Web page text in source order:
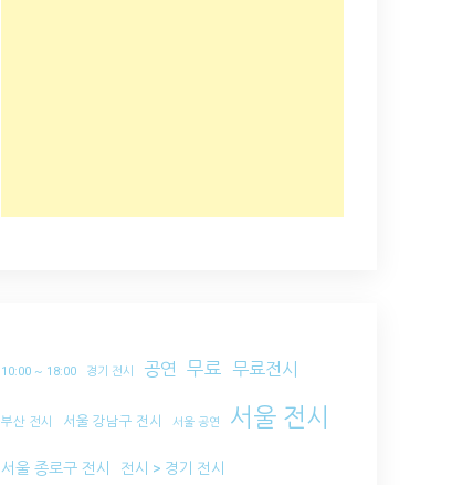
10:00 ~ 18:00 경기 전시 공연 무료 무료전시
부산 전시 서울 강남구 전시 서울 공연 서울 전시
서울 종로구 전시 전시 > 경기 전시